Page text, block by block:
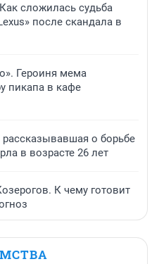
сложилась судьба
после скандала в
Героиня мема
пикапа в кафе
рассказывавшая о борьбе
в возрасте 26 лет
К чему готовит